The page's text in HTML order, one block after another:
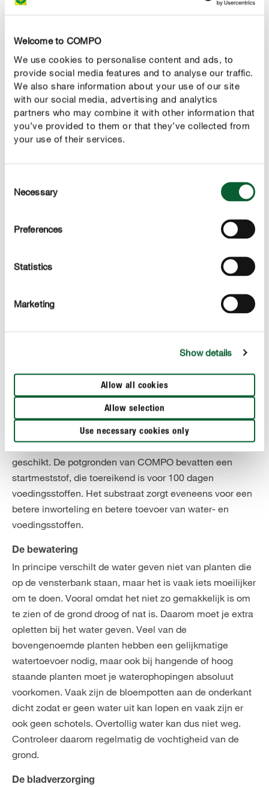
Welcome to COMPO
We use cookies to personalise content and ads, to
provide social media features and to analyse our traffic.
We also share information about your use of our site
with our social media, advertising and analytics
partners who may combine it with other information that
you’ve provided to them or that they’ve collected from
your use of their services.
Selection
Necessary
Preferences
Statistics
Marketing
Show details
Allow all cookies
Allow selection
Use necessary cookies only
(Engels: 'wax flower'), lantaarnplant en suikerdruifje. Ook
Rhipsalis-cactusrassen en Selenicereus-cactusrassen.
PLANTENPORTRET VAREN
PLANTENPORTRET GATENPLANT
PLANTENPORTRET VETPLANTEN
Vul de potten met een hoogwaardige potgrond met een
losse, luchtige structuur en een goed
waterabsorptievermogen. Hiervoor is bijvoorbeeld
COMPO SANA® Potgrond Kamerplanten & Palmen
geschikt. De potgronden van COMPO bevatten een
startmeststof, die toereikend is voor 100 dagen
voedingsstoffen. Het substraat zorgt eveneens voor een
betere inworteling en betere toevoer van water- en
voedingsstoffen.
De bewatering
In principe verschilt de water geven niet van planten die
op de vensterbank staan, maar het is vaak iets moeilijker
om te doen. Vooral omdat het niet zo gemakkelijk is om
te zien of de grond droog of nat is. Daarom moet je extra
opletten bij het water geven. Veel van de
bovengenoemde planten hebben een gelijkmatige
watertoevoer nodig, maar ook bij hangende of hoog
staande planten moet je waterophopingen absoluut
voorkomen. Vaak zijn de bloempotten aan de onderkant
dicht zodat er geen water uit kan lopen en vaak zijn er
ook geen schotels. Overtollig water kan dus niet weg.
Controleer daarom regelmatig de vochtigheid van de
grond.
De bladverzorging